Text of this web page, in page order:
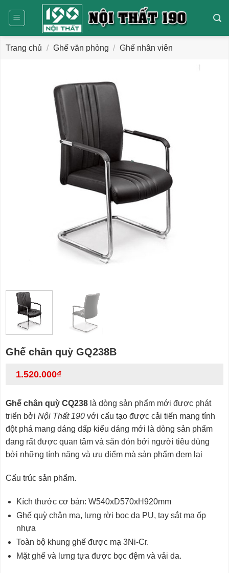
dung
Trang chủ / Ghế văn phòng / Ghế nhân viên
Ghế chân quỳ GQ238B
1.520.000₫
Ghế chân quỳ CQ238 là dòng sản phẩm mới được phát
triển bởi Nội Thất 190 với cấu tạo được cải tiến mang tính
đột phá mang dáng dấp kiểu dáng mới là dòng sản phẩm
đang rất được quan tâm và săn đón bởi người tiêu dùng
bởi những tính năng và ưu điểm mà sản phẩm đem lại
Cấu trúc sản phẩm.
Kích thước cơ bản: W540xD570xH920mm
Ghế quỳ chân mạ, lưng rời bọc da PU, tay sắt mạ ốp
nhựa
Toàn bộ khung ghế được mạ 3Ni-Cr.
Mặt ghế và lưng tựa được bọc đệm và vải da.